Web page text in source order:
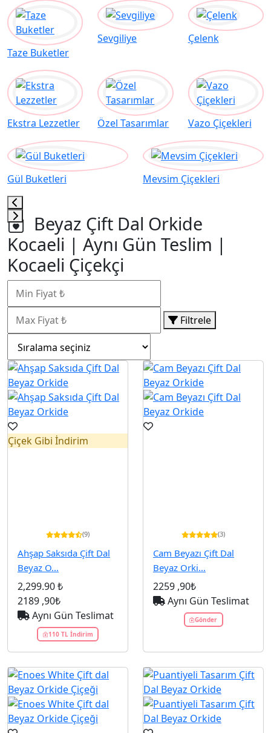
Taze Buketler
Sevgiliye Çelenk
Ekstra Lezzetler Özel Tasarımlar Vazo Çiçekleri
Gül Buketleri Mevsim Çiçekleri
Beyaz Çift Dal Orkide
Kocaeli | Aynı Gün Teslim |
Kocaeli Çiçekçi
Filtrele
Çiçek Gibi İndirim
(9)
Ahşap Saksıda Çift Dal
Beyaz O...
2,299.90 ₺
2189 ,90₺
Aynı Gün Teslimat
110 TL İndirim
(3)
Cam Beyazı Çift Dal
Beyaz Orki...
2259 ,90₺
Aynı Gün Teslimat
Gönder